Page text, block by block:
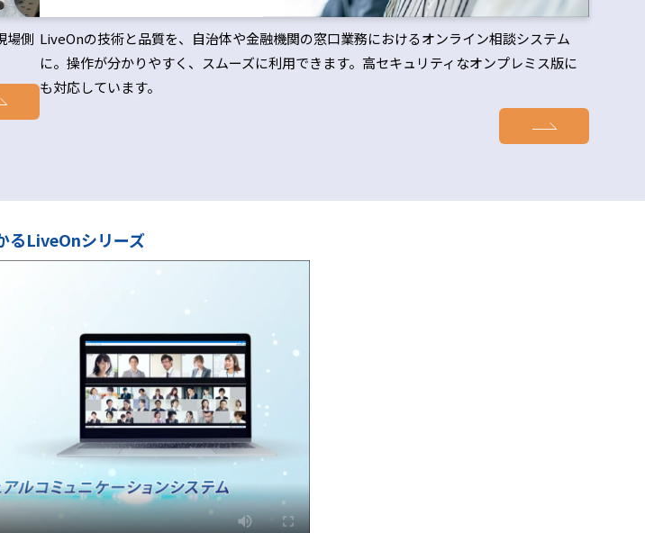
場側 LiveOnの技術と品質を、自治体や金融機関の窓口業務におけるオンライン相談システム
に。操作が分かりやすく、スムーズに利用できます。高セキュリティなオンプレミス版に
も対応しています。
るLiveOnシリーズ